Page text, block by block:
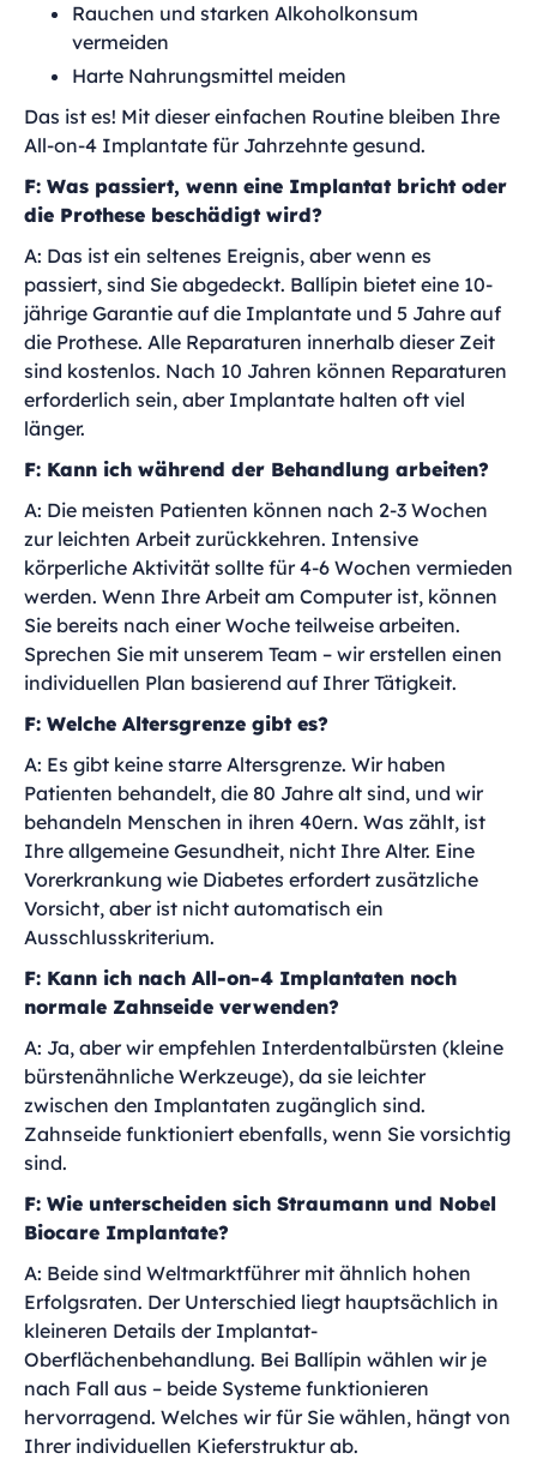
Rauchen und starken Alkoholkonsum
vermeiden
Harte Nahrungsmittel meiden
Das ist es! Mit dieser einfachen Routine bleiben Ihre
All-on-4 Implantate für Jahrzehnte gesund.
F: Was passiert, wenn eine Implantat bricht oder
die Prothese beschädigt wird?
A: Das ist ein seltenes Ereignis, aber wenn es
passiert, sind Sie abgedeckt. Ballípin bietet eine 10-
jährige Garantie auf die Implantate und 5 Jahre auf
die Prothese. Alle Reparaturen innerhalb dieser Zeit
sind kostenlos. Nach 10 Jahren können Reparaturen
erforderlich sein, aber Implantate halten oft viel
länger.
F: Kann ich während der Behandlung arbeiten?
A: Die meisten Patienten können nach 2-3 Wochen
zur leichten Arbeit zurückkehren. Intensive
körperliche Aktivität sollte für 4-6 Wochen vermieden
werden. Wenn Ihre Arbeit am Computer ist, können
Sie bereits nach einer Woche teilweise arbeiten.
Sprechen Sie mit unserem Team – wir erstellen einen
individuellen Plan basierend auf Ihrer Tätigkeit.
F: Welche Altersgrenze gibt es?
A: Es gibt keine starre Altersgrenze. Wir haben
Patienten behandelt, die 80 Jahre alt sind, und wir
behandeln Menschen in ihren 40ern. Was zählt, ist
Ihre allgemeine Gesundheit, nicht Ihre Alter. Eine
Vorerkrankung wie Diabetes erfordert zusätzliche
Vorsicht, aber ist nicht automatisch ein
Ausschlusskriterium.
F: Kann ich nach All-on-4 Implantaten noch
normale Zahnseide verwenden?
A: Ja, aber wir empfehlen Interdentalbürsten (kleine
bürstenähnliche Werkzeuge), da sie leichter
zwischen den Implantaten zugänglich sind.
Zahnseide funktioniert ebenfalls, wenn Sie vorsichtig
sind.
F: Wie unterscheiden sich Straumann und Nobel
Biocare Implantate?
A: Beide sind Weltmarktführer mit ähnlich hohen
Erfolgsraten. Der Unterschied liegt hauptsächlich in
kleineren Details der Implantat-
Oberflächenbehandlung. Bei Ballípin wählen wir je
nach Fall aus – beide Systeme funktionieren
hervorragend. Welches wir für Sie wählen, hängt von
Ihrer individuellen Kieferstruktur ab.